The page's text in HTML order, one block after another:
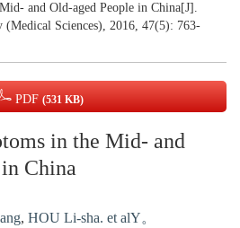
and Old-aged People in China[J].
Sciences), 2016, 47(5): 763-
PDF (531 KB)
in the Mid- and
China
, HOU Li-sha. et alY。